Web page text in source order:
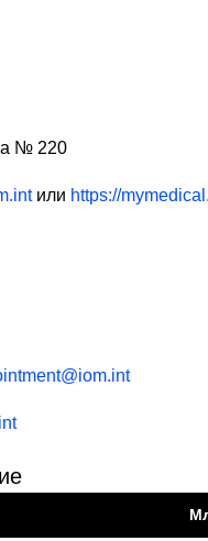
№ 220
или https://